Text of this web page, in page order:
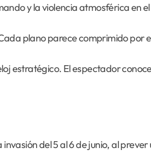
y la violencia atmosférica en
plano parece comprimido por
estratégico. El espectador
del 5 al 6 de junio, al